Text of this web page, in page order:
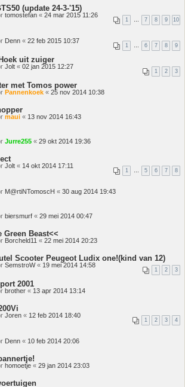
(update 24-3-'15)
tomostefan « 24 mar 2015 11:26
1 … 7 8 9 10
Denn « 22 feb 2015 10:37
1 … 6 7 8 9
uit zuiger
Jolt « 02 jan 2015 12:27
1 2 3
met Tomos power
Pannenkoek « 25 nov 2014 10:38
maui « 13 nov 2014 16:43
Jurre255 « 29 okt 2014 19:36
Jolt « 14 okt 2014 17:11
1 … 5 6 7 8
M@rtiNTomoscH « 30 aug 2014 19:43
biersmurf « 29 mei 2014 00:47
Green Beast<<
Borcheld11 « 22 mei 2014 20:23
Scooter Peugeot Ludix one!(kind van 12)
SemstroW« 19 mei 2014 14:58
1 2 3
2001
brother « 13 apr 2014 13:14
Joren « 12 feb 2014 18:40
1 2 3 4
Denn « 10 feb 2014 20:06
homoetje « 29 jan 2014 23:03